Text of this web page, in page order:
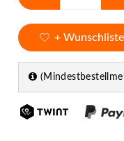
+ Wunschliste